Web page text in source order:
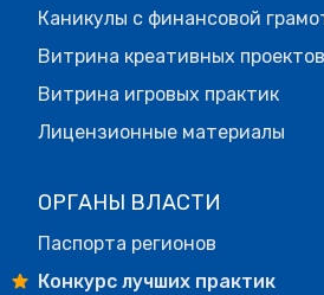
Каникулы с финансовой
Витрина креативных проектов
Витрина игровых практик
Лицензионные материалы
ОРГАНЫ ВЛАСТИ
Паспорта регионов
Конкурс лучших практик